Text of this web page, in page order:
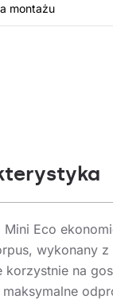
montażu
Mini Eco
wykonany
korzystnie na